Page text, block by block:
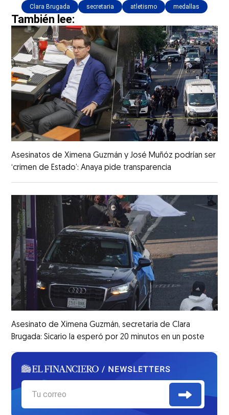
Clara Brugada secretaria atletismo medallas
También lee:
Asesinatos de Ximena Guzmán y José Muñóz podrían ser
‘crimen de Estado’: Anaya pide transparencia
Asesinato de Ximena Guzmán, secretaria de Clara
Brugada: Sicario la esperó por 20 minutos en un poste